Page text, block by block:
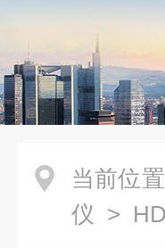
当前位置
仪 >